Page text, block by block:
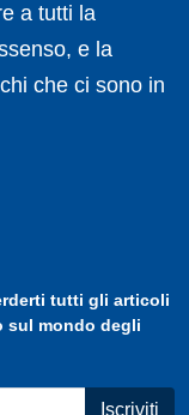
a tutti la
e la
che ci sono in
tutti gli articoli
sul mondo degli
Iscriviti